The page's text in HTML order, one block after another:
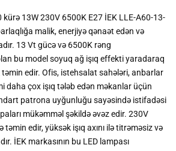
kürə 13W 230V 6500K E27 İEK LLE-A60-13-
malik, enerjiyə qənaət edən və
13 Vt gücə və 6500K rəng
bu model soyuq ağ işıq effekti yaradaraq
edir. Ofis, istehsalat sahələri, anbarlar
daha çox işıq tələb edən məkanlar üçün
patrona uyğunluğu sayəsində istifadəsi
mükəmməl şəkildə əvəz edir. 230V
edir, yüksək işıq axını ilə titrəməsiz və
İEK markasının bu LED lampası